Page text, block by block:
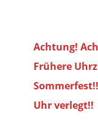
Achtung!
Frühere
Uhr verlegt!!